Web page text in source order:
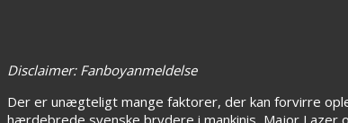
Disclaimer: Fanboyanmeldelse
Der er unægteligt mange faktorer, der kan forvirre
hærdebrede svenske brydere i mankinis, Major Lazer